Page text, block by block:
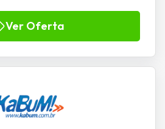
Ver Oferta